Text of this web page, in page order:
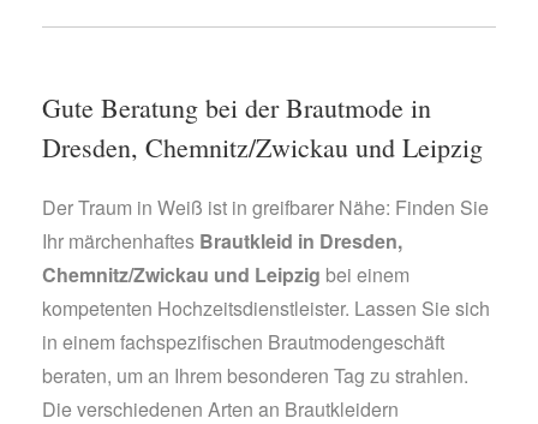
Gute Beratung bei der Brautmode in
Dresden, Chemnitz/Zwickau und Leipzig
Der Traum in Weiß ist in greifbarer Nähe: Finden Sie
Ihr märchenhaftes Brautkleid in Dresden,
Chemnitz/Zwickau und Leipzig bei einem
kompetenten Hochzeitsdienstleister. Lassen Sie sich
in einem fachspezifischen Brautmodengeschäft
beraten, um an Ihrem besonderen Tag zu strahlen.
Die verschiedenen Arten an Brautkleidern